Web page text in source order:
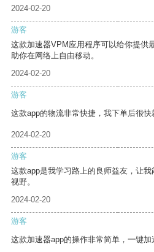
2024-02-20
游客
这款加速器VPM应用程序可以给你提供
助你在网络上自由移动。
2024-02-20
游客
这款app的物流非常快捷，我下单后很快
2024-02-20
游客
这款app是我学习路上的良师益友，让
视野。
2024-02-20
游客
这款加速器app的操作非常简单，一键加